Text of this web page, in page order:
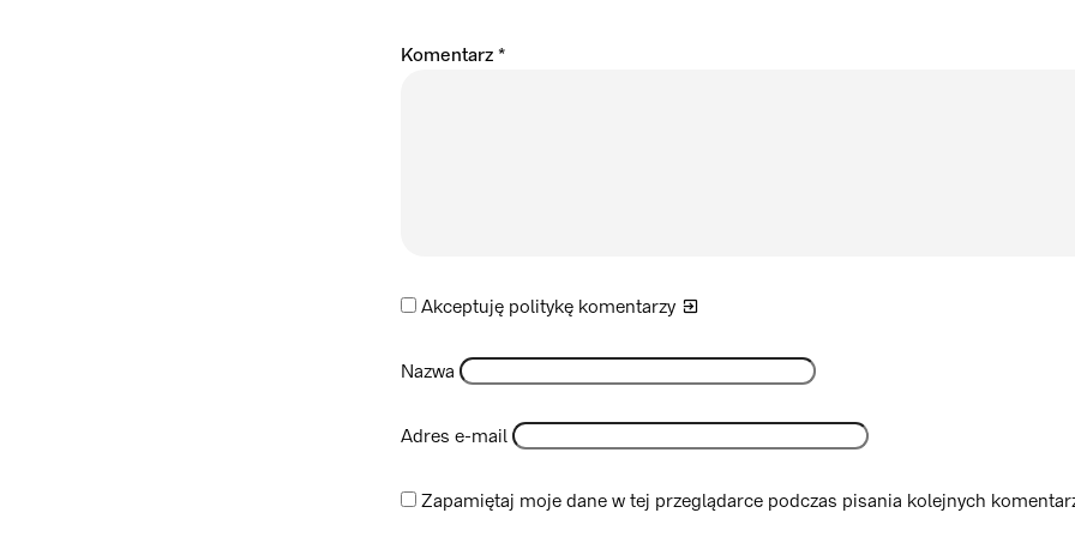
Komentarz *
Akceptuję politykę komentarzy
Nazwa
Adres e-mail
Zapamiętaj moje dane w tej przeglądarce podczas pisania kolejnych